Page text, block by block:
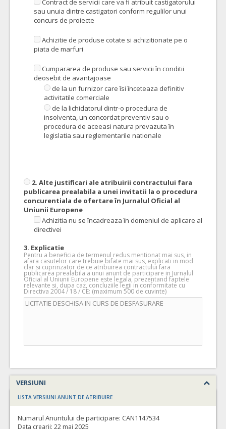
Contract de servicii care va fi atribuit castigatorului
sau unuia dintre castigatori conform regulilor unui
concurs de proiecte
Achizitie de produse cotate si achizitionate pe o
piata de marfuri
Cumpararea de produse sau servicii în conditii
deosebit de avantajoase
de la un furnizor care îsi înceteaza definitiv
activitatile comerciale
de la lichidatorul dintr-o procedura de
insolventa, un concordat preventiv sau o
procedura de aceeasi natura prevazuta în
legislatia sau reglementarile nationale
2. Alte justificari ale atribuirii contractului fara
publicarea prealabila a unei invitatii la o procedura
concurentiala de ofertare în Jurnalul Oficial al
Uniunii Europene
Achizitia nu se încadreaza în domeniul de aplicare al
directivei
3. Explicatie
Pentru a beneficia de termenul redus mentionat mai sus, in
afara casutelor care trebuie bifate mai sus, explicati in mod
clar si cuprinzator de ce atribuirea contractului fara
publicarea prealabila a unui anunt de participare in Jurnalul
Oficial al Uniunii Europene este legala, prezentand faptele
relevante si, dupa caz, concluziile legii in conformitate cu
Directiva 2004 / 18 / CE: (maximum 500 de cuvinte)
VERSIUNI
LISTA VERSIUNI ANUNT DE ATRIBUIRE
Numarul Anuntului de participare: CAN1147534
Data crearii: 22 mai 2025